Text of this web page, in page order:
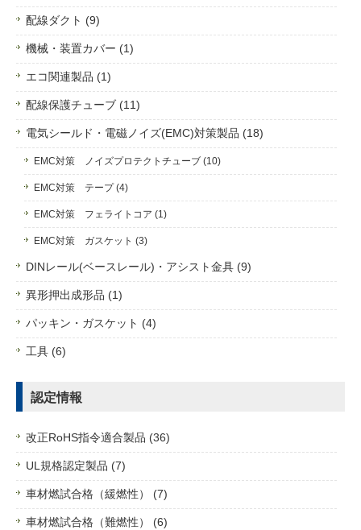
配線ダクト (9)
機械・装置カバー (1)
エコ関連製品 (1)
配線保護チューブ (11)
電気シールド・電磁ノイズ(EMC)対策製品 (18)
EMC対策 ノイズプロテクトチューブ (10)
EMC対策 テープ (4)
EMC対策 フェライトコア (1)
EMC対策 ガスケット (3)
DINレール(ベースレール)・アシスト金具 (9)
異形押出成形品 (1)
パッキン・ガスケット (4)
工具 (6)
認定情報
改正RoHS指令適合製品 (36)
UL規格認定製品 (7)
車材燃試合格（緩燃性） (7)
車材燃試合格（難燃性） (6)